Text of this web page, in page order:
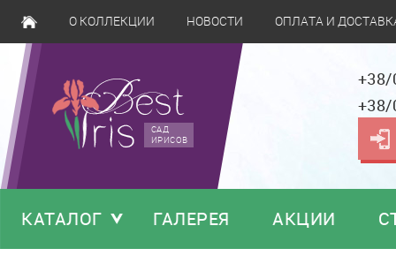
О КОЛЛЕКЦИИ НОВОСТИ ОПЛАТА И
САД
ИРИСОВ
КАТАЛОГ ГАЛЕРЕЯ АКЦИИ